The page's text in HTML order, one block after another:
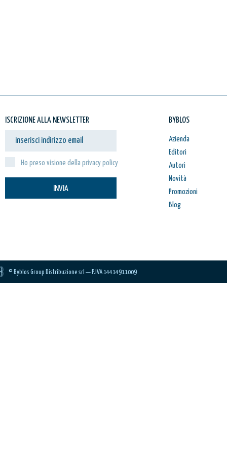
ISCRIZIONE ALLA NEWSLETTER
Ho preso visione della privacy policy
INVIA
BYBLOS
Azienda
Editori
Autori
Novità
Promozioni
Blog
© Byblos Group Distribuzione srl — P.IVA 14414911009